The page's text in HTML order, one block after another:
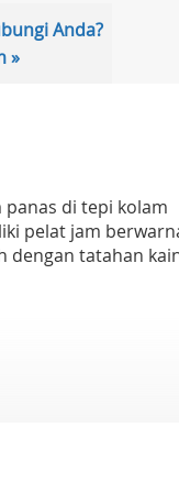
Anda?
»
di tepi kolam
pelat jam
dengan tatahan